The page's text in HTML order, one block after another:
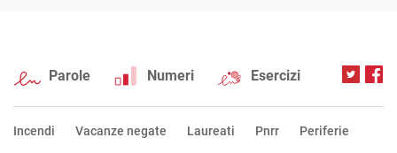
Parole Numeri Esercizi
Incendi Vacanze negate Laureati Pnrr Periferie